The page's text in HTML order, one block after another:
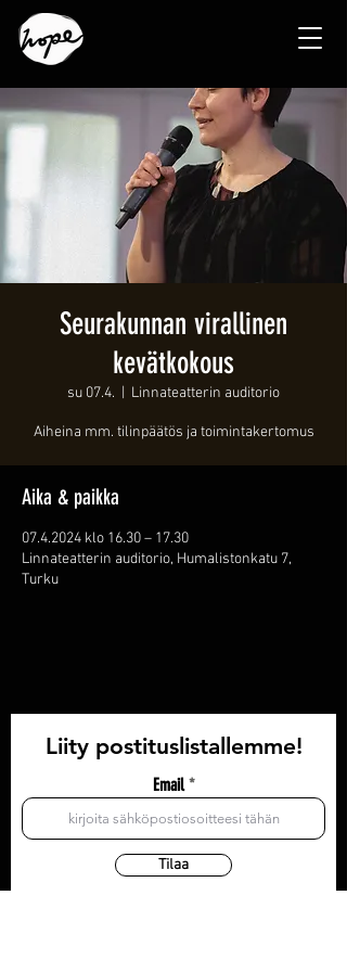
Seurakunnan virallinen
kevätkokous
su 07.4. Linnateatterin auditorio
Aiheina mm. tilinpäätös ja toimintakertomus
Aika & paikka
07.4.2024 klo 16.30 – 17.30
Linnateatterin auditorio, Humalistonkatu 7,
Turku
Liity postituslistallemme!
Email
Tilaa